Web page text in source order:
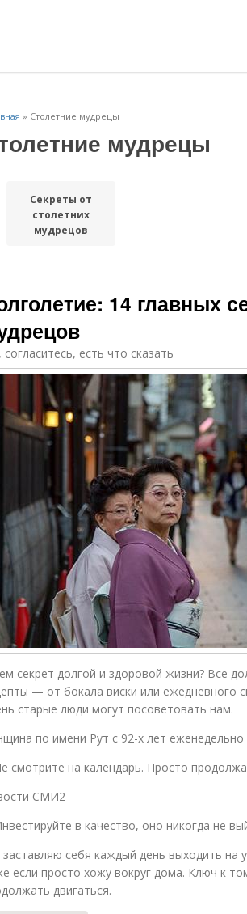
» Столетние мудрецы
мудрецы
Секреты от
столетних
мудрецов
14 главных
есть что сказать
секрет долгой и здоровой жизни? Все
— от бокала виски или ежедневного
старые люди могут посоветовать нам.
по имени Рут с 92-х лет еженедельно
смотрите на календарь. Просто
СМИ2
в качество, оно никогда не
заставляю себя каждый день выходить на
если просто хожу вокруг дома. Ключ к
двигаться.